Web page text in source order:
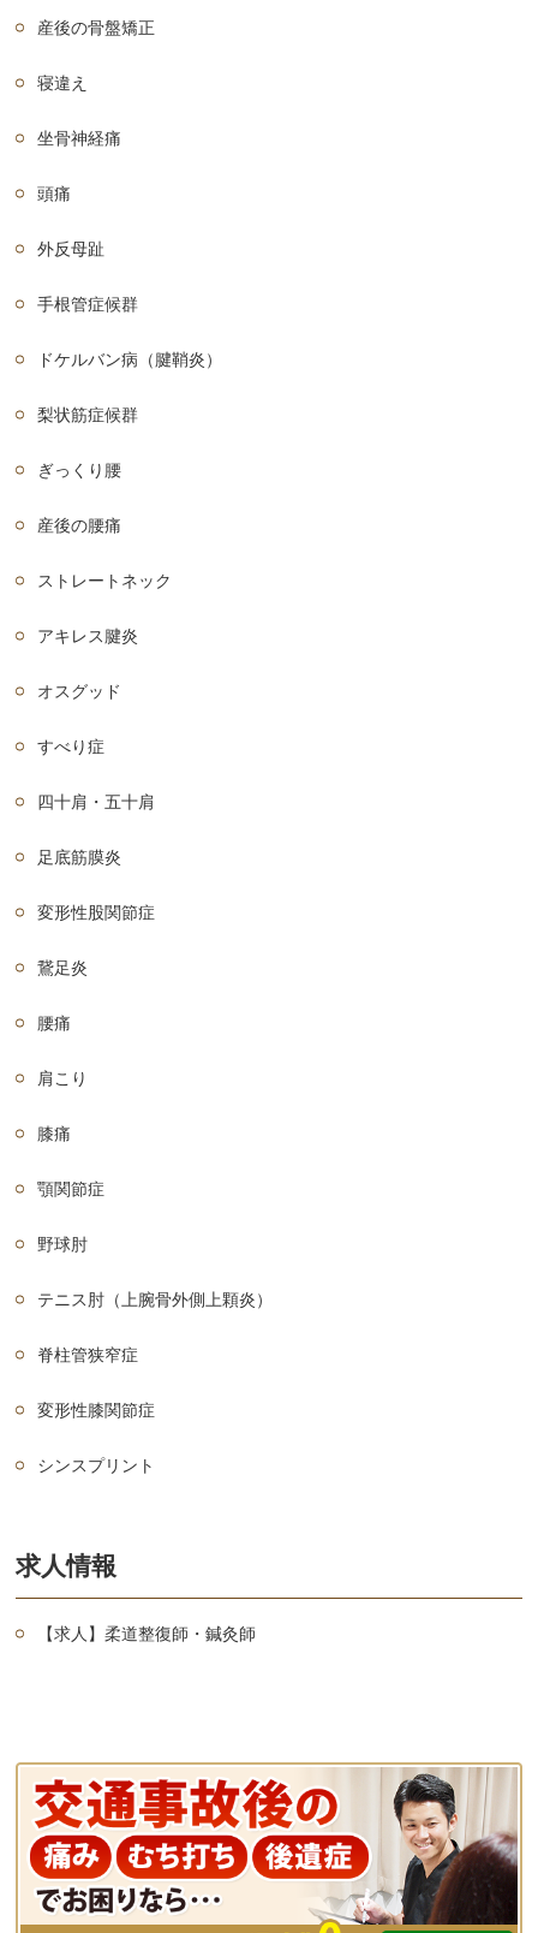
産後の骨盤矯正
寝違え
坐骨神経痛
頭痛
外反母趾
手根管症候群
ドケルバン病（腱鞘炎）
梨状筋症候群
ぎっくり腰
産後の腰痛
ストレートネック
アキレス腱炎
オスグッド
すべり症
四十肩・五十肩
足底筋膜炎
変形性股関節症
鵞足炎
腰痛
肩こり
膝痛
顎関節症
野球肘
テニス肘（上腕骨外側上顆炎）
脊柱管狭窄症
変形性膝関節症
シンスプリント
求人情報
【求人】柔道整復師・鍼灸師